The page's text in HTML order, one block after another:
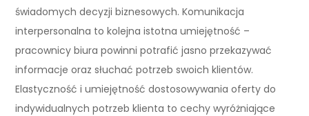
świadomych decyzji biznesowych. Komunikacja
interpersonalna to kolejna istotna umiejętność –
pracownicy biura powinni potrafić jasno przekazywać
informacje oraz słuchać potrzeb swoich klientów.
Elastyczność i umiejętność dostosowywania oferty do
indywidualnych potrzeb klienta to cechy wyróżniające